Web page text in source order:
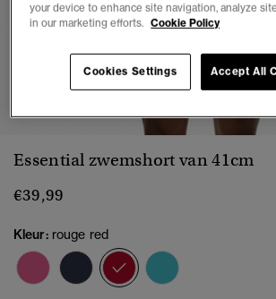
2 3 4 5
Essential zwemshort van 41cm
€39,99
Kleur: rouge red
geselecteerd
your device to enhance site navigation, analyze
in our marketing efforts. Cookie Policy
Cookies Settings Accept All